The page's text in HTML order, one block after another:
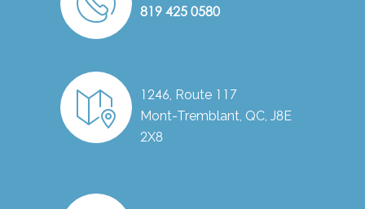
819 425 0580
1246, Route 117
Mont-Tremblant, QC, J8E
2X8